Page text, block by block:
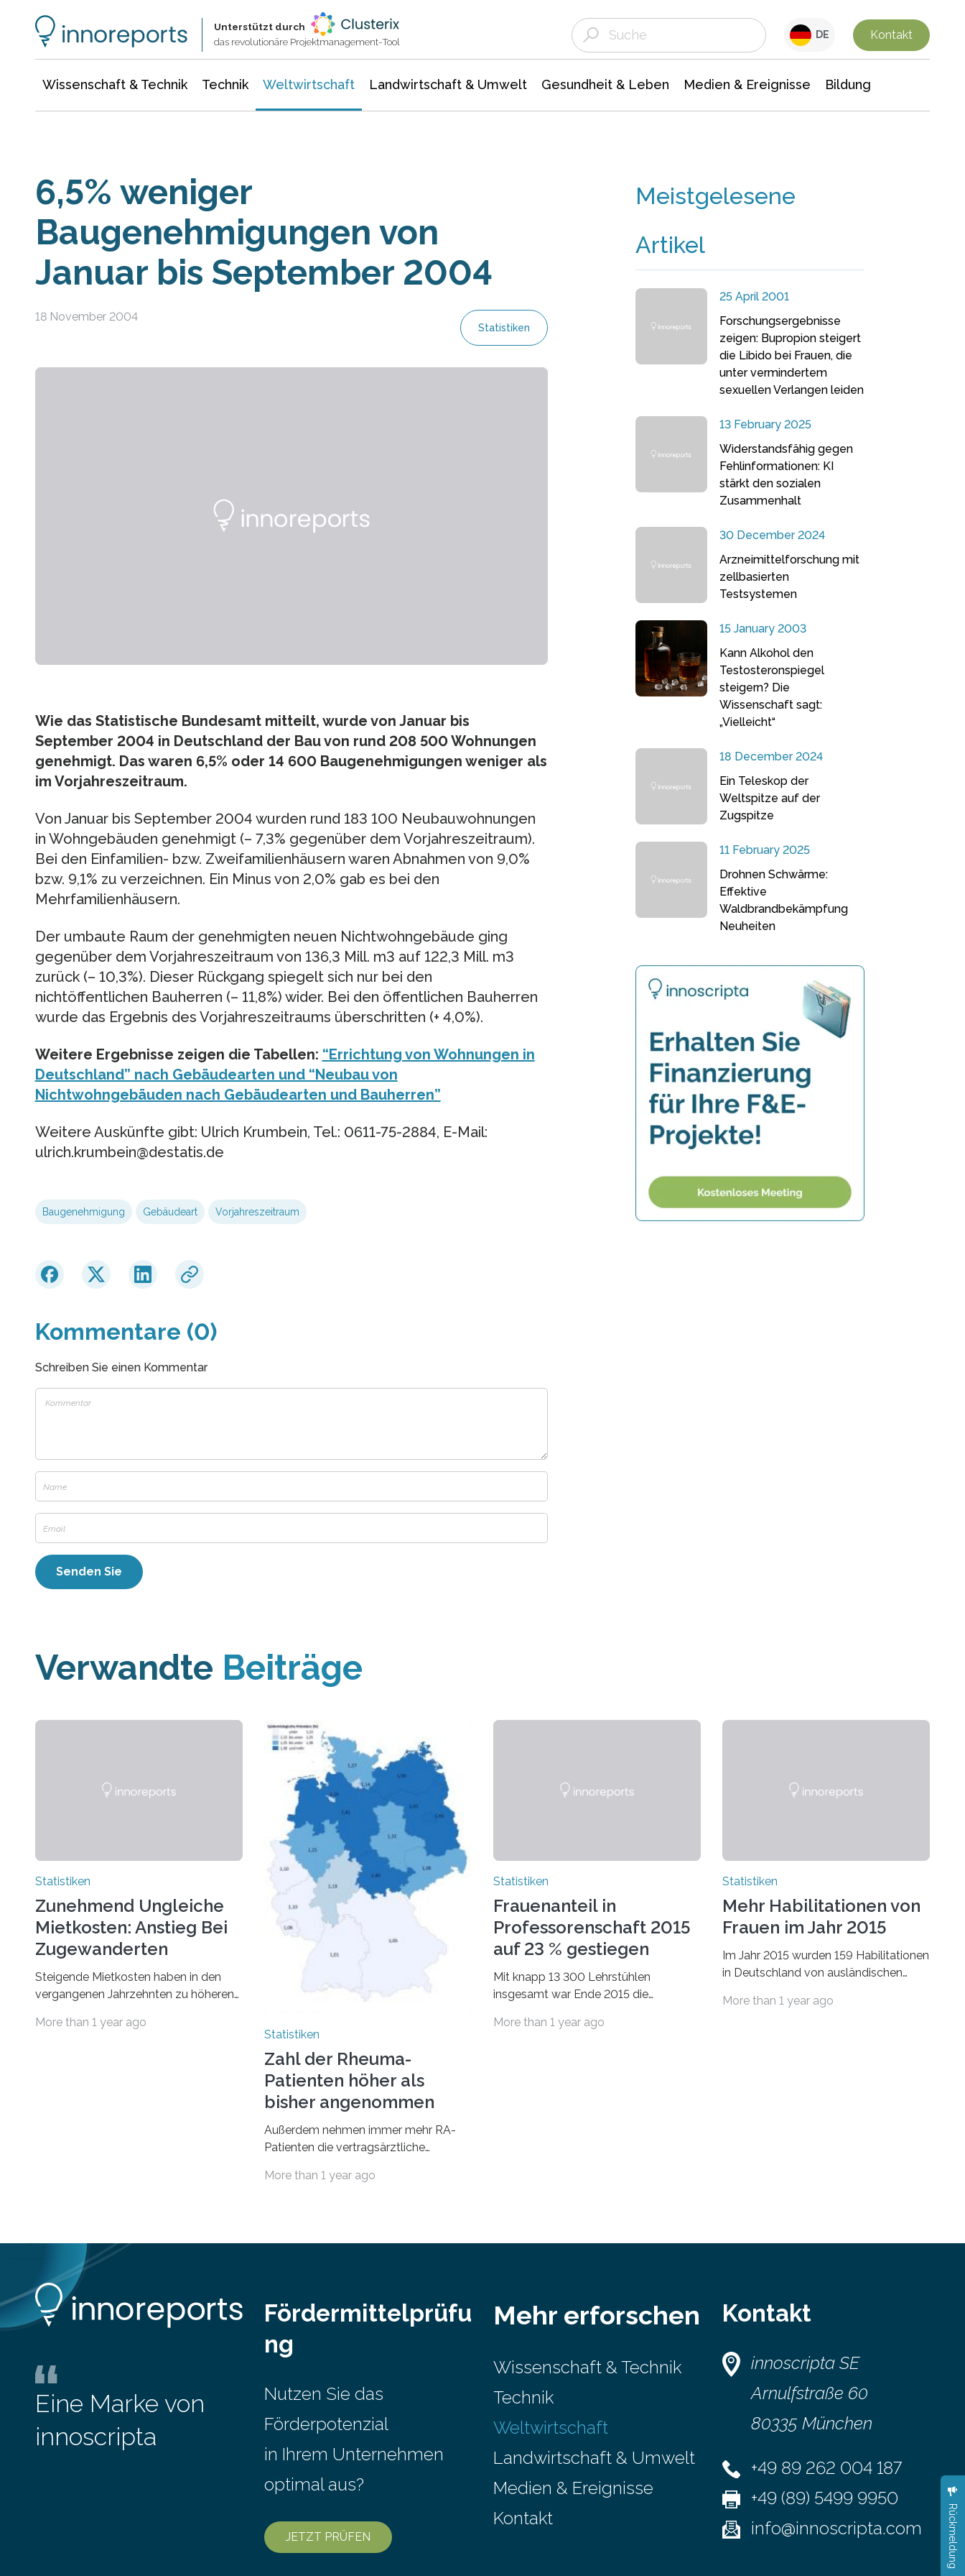
Unterstützt durch
das revolutionäre Projektmanagement-Tool
DE Kontakt
Wissenschaft & Technik Technik Weltwirtschaft Landwirtschaft & Umwelt Gesundheit & Leben Medien & Ereignisse Bildung
6,5% weniger
Baugenehmigungen von
Januar bis September 2004
18 November 2004
Statistiken
Wie das Statistische Bundesamt mitteilt, wurde von Januar bis
September 2004 in Deutschland der Bau von rund 208 500 Wohnungen
genehmigt. Das waren 6,5% oder 14 600 Baugenehmigungen weniger als
im Vorjahreszeitraum.
Von Januar bis September 2004 wurden rund 183 100 Neubauwohnungen
in Wohn­gebäuden genehmigt (– 7,3% gegenüber dem Vorjahreszeitraum).
Bei den Einfamilien- bzw. Zwei­familienhäusern waren Abnahmen von 9,0%
bzw. 9,1% zu verzeichnen. Ein Minus von 2,0% gab es bei den
Mehrfamilienhäusern.
Der umbaute Raum der genehmigten neuen Nichtwohngebäude ging
gegenüber dem Vorjahreszeitraum von 136,3 Mill. m3 auf 122,3 Mill. m3
zurück (– 10,3%). Dieser Rückgang spiegelt sich nur bei den
nichtöffentlichen Bauherren (– 11,8%) wider. Bei den öffentlichen Bauherren
wurde das Ergebnis des Vorjahreszeitraums überschritten (+ 4,0%).
Weitere Ergebnisse zeigen die Tabellen: “Errichtung von Wohnungen in
Deutschland” nach Gebäudearten und “Neubau von
Nichtwohngebäuden nach Gebäudearten und Bauherren”
Weitere Auskünfte gibt: Ulrich Krumbein, Tel.: 0611-75-2884, E-Mail:
ulrich.krumbein@destatis.de
Baugenehmigung Gebäudeart Vorjahreszeitraum
Kommentare (0)
Schreiben Sie einen Kommentar
Meistgelesene
Artikel
25 April 2001
Forschungsergebnisse
zeigen: Bupropion steigert
die Libido bei Frauen, die
unter vermindertem
sexuellen Verlangen leiden
13 February 2025
Widerstandsfähig gegen
Fehlinformationen: KI
stärkt den sozialen
Zusammenhalt
30 December 2024
Arzneimittelforschung mit
zellbasierten
Testsystemen
15 January 2003
Kann Alkohol den
Testosteronspiegel
steigern? Die
Wissenschaft sagt:
„Vielleicht“
18 December 2024
Ein Teleskop der
Weltspitze auf der
Zugspitze
11 February 2025
Drohnen Schwärme:
Effektive
Waldbrandbekämpfung
Neuheiten
Verwandte Beiträge
Statistiken
Zunehmend Ungleiche
Mietkosten: Anstieg Bei
Zugewanderten
Steigende Mietkosten haben in den
vergangenen Jahrzehnten zu höheren
geführt. In einer aktuellen Studie hat
moderaten Anstieg des Mietanteils am
Gesamteinkommen hinnehmen
mussten, nahm die Belastung bei
Menschen mit…
More than 1 year ago
Statistiken
Zahl der Rheuma-
Patienten höher als
bisher angenommen
Außerdem nehmen immer mehr RA-
Patienten die vertragsärztliche
Jahr 2009 nur etwa 526.000 (526.211)
More than 1 year ago
Statistiken
Frauenanteil in
Professorenschaft 2015
auf 23 % gestiegen
Mit knapp 13 300 Lehrstühlen
insgesamt war Ende 2015 die
und Sozialwissenschaften bei
More than 1 year ago
Statistiken
Mehr Habilitationen von
Frauen im Jahr 2015
Im Jahr 2015 wurden 159 Habilitationen
in Deutschland von ausländischen
Wissenschaftlern erfolgreich beendet.
More than 1 year ago
Eine Marke von
innoscripta
Fördermittelprüfu
ng
Nutzen Sie das
Förderpotenzial
in Ihrem Unternehmen
optimal aus?
JETZT PRÜFEN
Mehr erforschen
Wissenschaft & Technik
Technik
Weltwirtschaft
Landwirtschaft & Umwelt
Medien & Ereignisse
Kontakt
Kontakt
innoscripta SE
Arnulfstraße 60
80335 München
+49 89 262 004 187
+49 (89) 5499 9950
info@innoscripta.com
Rückmeldung